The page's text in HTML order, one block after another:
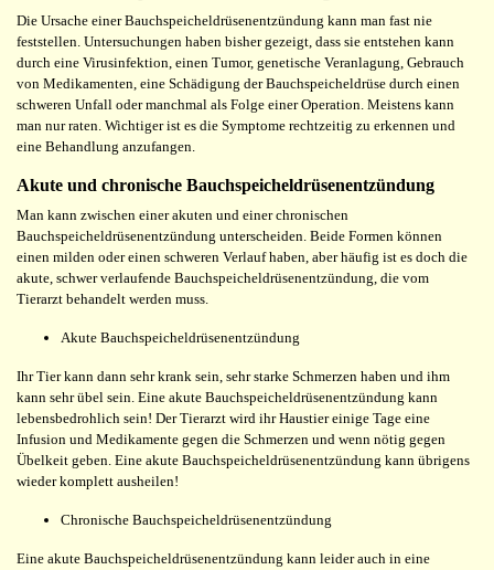
Die Ursache einer Bauchspeicheldrüsenentzündung kann man fast nie
feststellen. Untersuchungen haben bisher gezeigt, dass sie entstehen kann
durch eine Virusinfektion, einen Tumor, genetische Veranlagung, Gebrauch
von Medikamenten, eine Schädigung der Bauchspeicheldrüse durch einen
schweren Unfall oder manchmal als Folge einer Operation. Meistens kann
man nur raten. Wichtiger ist es die Symptome rechtzeitig zu erkennen und
eine Behandlung anzufangen.
Akute und chronische Bauchspeicheldrüsenentzündung
Man kann zwischen einer akuten und einer chronischen
Bauchspeicheldrüsenentzündung unterscheiden. Beide Formen können
einen milden oder einen schweren Verlauf haben, aber häufig ist es doch die
akute, schwer verlaufende Bauchspeicheldrüsenentzündung, die vom
Tierarzt behandelt werden muss.
Akute Bauchspeicheldrüsenentzündung
Ihr Tier kann dann sehr krank sein, sehr starke Schmerzen haben und ihm
kann sehr übel sein. Eine akute Bauchspeicheldrüsenentzündung kann
lebensbedrohlich sein! Der Tierarzt wird ihr Haustier einige Tage eine
Infusion und Medikamente gegen die Schmerzen und wenn nötig gegen
Übelkeit geben. Eine akute Bauchspeicheldrüsenentzündung kann übrigens
wieder komplett ausheilen!
Chronische Bauchspeicheldrüsenentzündung
Eine akute Bauchspeicheldrüsenentzündung kann leider auch in eine